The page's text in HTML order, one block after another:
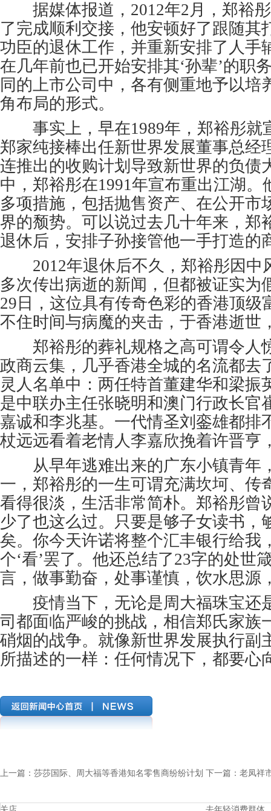
据媒体报道，2012年2月，郑裕彤
了完成顺利交接，他安顿好了跟随其
功臣的退休工作，并重新安排了人手
在几年前也已开始安排其‘孙辈’的职
同的上市公司中，各有侧重地予以培
角布局的形式。
事实上，早在1989年，郑裕彤就
郑家纯接棒出任新世界发展董事总经
连推出的收购计划导致新世界的负债
中，郑裕彤在1991年宣布重出江湖。
多项措施，包括抛售资产、在公开市
界的颓势。可以说过去几十年来，郑
退休后，安排子孙接管他一手打造的
2012年退休后不久，郑裕彤因中
多次传出病逝的新闻，但都被证实为
29日，这位具有传奇色彩的香港顶级
不住时间与病魔的夹击，于香港逝世
郑裕彤的葬礼规格之高可谓令人
政商云集，几乎香港全城的名流都去
灵人名单中：两任特首董建华和梁振
是中联办主任张晓明和澳门行政长官
嘉诚和李兆基。一代情圣刘銮雄都排
杖远远看着老情人李嘉欣挽着许晋亨
从早年逃难出来的广东小镇青年
一，郑裕彤的一生可谓充满坎坷、传
看得很淡，生活非常简朴。郑裕彤曾
少了也这么过。只要是够子女读书，
矣。你今天许诺将整个汇丰银行给我
个‘看’罢了。他还总结了23字的处世
言，做事勤奋，处事谨慎，饮水思源
疫情当下，无论是周大福珠宝还
司都面临严峻的挑战，相信郑氏家族
硝烟的战争。就像新世界发展执行副
所描述的一样：任何情况下，都要心
上一篇： 莎莎国际、周大福等香港知名零售商纷纷计划 下一篇： 老凤祥